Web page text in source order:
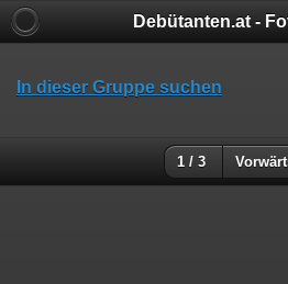
Debütanten.at -
In dieser Gruppe suchen
1 / 3